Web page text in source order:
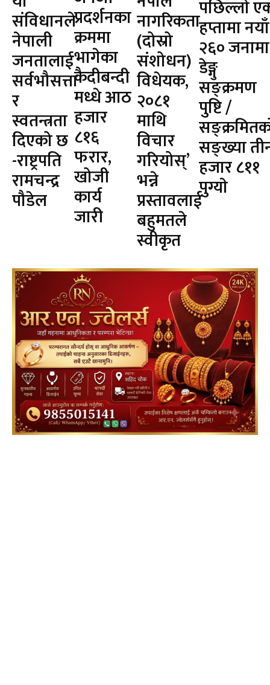
संविधानले
नेपाली
जनतालाई
सर्वभौसत्ता
र
स्वतन्त्रता
दिएको छ
-राष्ट्रपति
रामचन्द्र
पौडेल
प्रदर्शनका
क्रममा
भागेका
कैदीबन्दी
मध्धे आठ
हजार
८१६
फरार,
खोजी
कार्य
जारी
नागरिकता
(दोस्रो
संशोधन)
विधेयक,
२०८१
माथि
विचार
गरियोस्’
भन्ने
प्रस्तावलाई
बहुमतले
स्वीकृत
पछिल्लाे
हप्तामा नयाँ
२६० जनामा
डेङ्गु
सङ्क्रमण
पुष्टि /
सङ्ख्या
हजार ८११
पुग्याे